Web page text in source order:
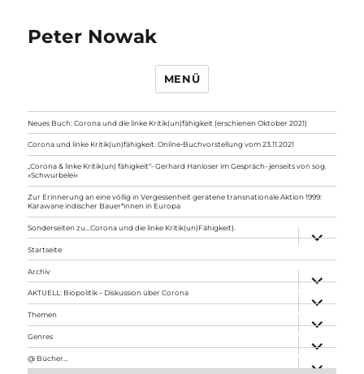
Peter Nowak
MENÜ
Neues Buch: Corona und die linke Kritik(un)fähigkeit (erschienen Oktober 2021)
Corona und linke Kritik(un)fähigkeit. Online-Buchvorstellung vom 23.11.2021
„Corona & linke Kritik(un) fähigkeit“- Gerhard Hanloser im Gespräch- jenseits von sog.
»Schwurbelei«
Zur Erinnerung an eine völlig in Vergessenheit geratene transnationale Aktion 1999:
Karawane indischer Bauer*innen in Europa
Sonderseiten zu…Corona und die linke Kritik(un)Fähigkeit).
anzeigen
Startseite
Archiv
anzeigen
AKTUELL: Biopolitik – Diskussion über Corona
anzeigen
Themen
anzeigen
Genres
anzeigen
@ Bücher…